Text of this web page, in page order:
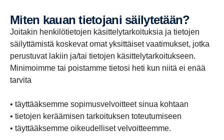
Miten kauan tietojani säilytetään?
Joitakin henkilötietojen käsittelytarkoituksia ja tietojen
säilyttämistä koskevat omat yksittäiset vaatimukset, jotka
perustuvat lakiin ja/tai tietojen käsittelytarkoitukseen.
Minimoimme tai poistamme tietosi heti kun niitä ei enää
tarvita
• täyttääksemme sopimusvelvoitteet sinua kohtaan
• tietojen keräämisen tarkoituksen toteutumiseen
• täyttääksemme oikeudelliset velvoitteemme.